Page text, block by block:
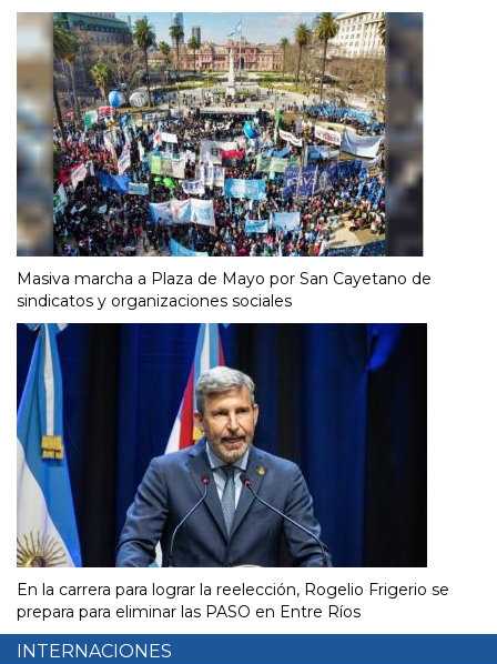
Masiva marcha a Plaza de Mayo por San Cayetano de
sindicatos y organizaciones sociales
En la carrera para lograr la reelección, Rogelio Frigerio se
prepara para eliminar las PASO en Entre Ríos
INTERNACIONES